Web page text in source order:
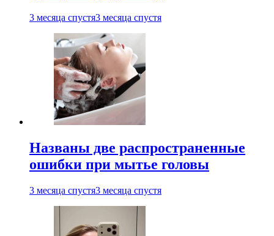
3 месяца спустя3 месяца спустя
Названы две распространенные
ошибки при мытье головы
3 месяца спустя3 месяца спустя